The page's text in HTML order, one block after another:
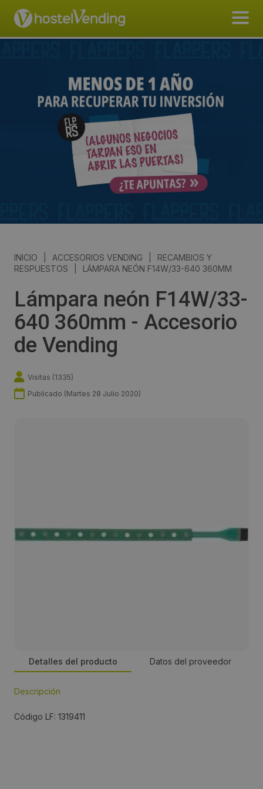
INICIO ACCESORIOS VENDING
RECAMBIOS Y
RESPUESTOS
LÁMPARA NEÓN F14W/33-640 360MM
Lámpara neón F14W/33-
640 360mm - Accesorio
de Vending
Visitas (1335)
Publicado (Martes 28 Julio 2020)
Detalles del producto Datos del proveedor
Descripción
Código LF: 1319411
José Manuel Romero